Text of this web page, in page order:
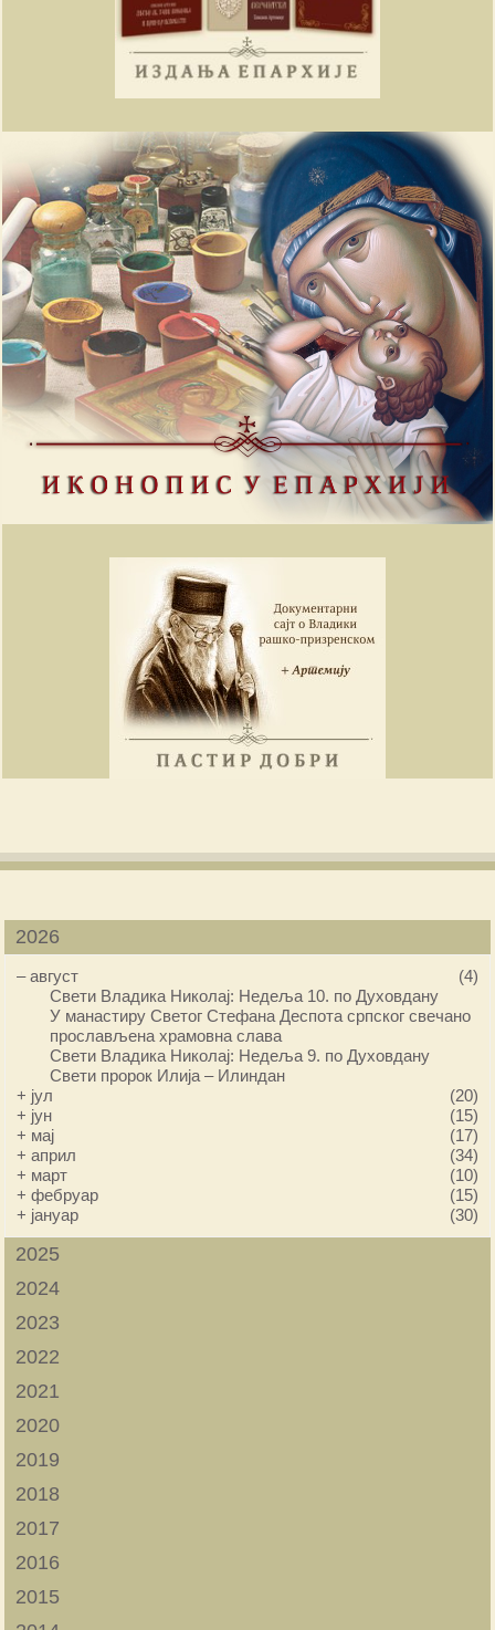
2026
–август
(4)
Свети Владика Николај: Недеља 10. по Духовдану
У манастиру Светог Стефана Деспота српског свечано
прослављена храмовна слава
Свети Владика Николај: Недеља 9. по Духовдану
Свети пророк Илија – Илиндан
+ јул
(20)
+ јун
(15)
+ мај
(17)
+април
(34)
+ март
(10)
+фебруар
(15)
+ јануар (30)
2025
2024
2023
2022
2021
2020
2019
2018
2017
2016
2015